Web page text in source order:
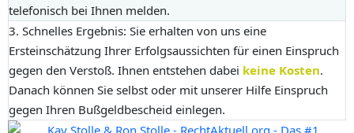
telefonisch bei Ihnen melden.
3. Schnelles Ergebnis: Sie erhalten von uns eine
Ersteinschätzung Ihrer Erfolgsaussichten für einen Einspruch
gegen den Verstoß. Ihnen entstehen dabei keine Kosten.
Danach können Sie selbst oder mit unserer Hilfe Einspruch
gegen Ihren Bußgeldbescheid einlegen.